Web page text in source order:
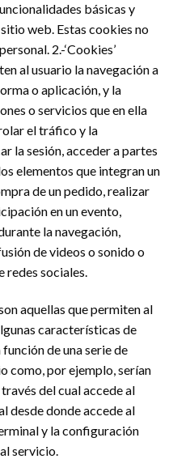
básicas y
web. Estas cookies no
2.-‘Cookies’
al usuario la navegación a
o aplicación, y la
o servicios que en ella
el tráfico y la
la sesión, acceder a partes
elementos que integran un
de un pedido, realizar
en un evento,
la navegación,
de videos o sonido o
redes sociales.
aquellas que permiten al
características de
de una serie de
como, por ejemplo, serían
del cual accede al
desde donde accede al
y la configuración
servicio.